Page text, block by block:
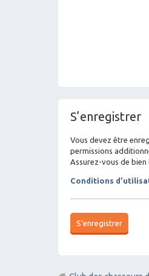
S’enregistrer
Vous devez être
permissions
Assurez-vous de
Conditions
S’enregistrer